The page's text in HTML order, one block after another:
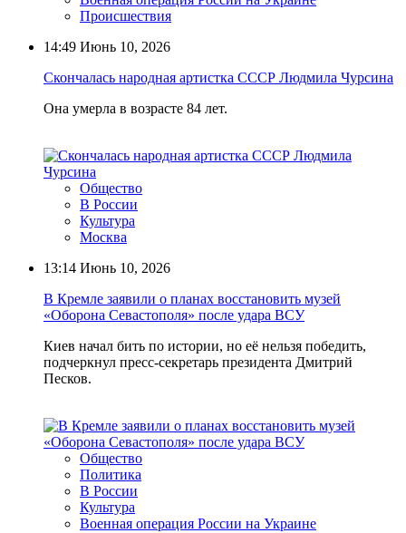
Происшествия
14:49 Июнь 10, 2026
Скончалась народная артистка СССР Людмила Чурсина
Она умерла в возрасте 84 лет.
Общество
В России
Культура
Москва
13:14 Июнь 10, 2026
В Кремле заявили о планах восстановить музей
«Оборона Севастополя» после удара ВСУ
Киев начал бить по истории, но её нельзя победить,
подчеркнул пресс-секретарь президента Дмитрий
Песков.
Общество
Политика
В России
Культура
Военная операция России на Украине